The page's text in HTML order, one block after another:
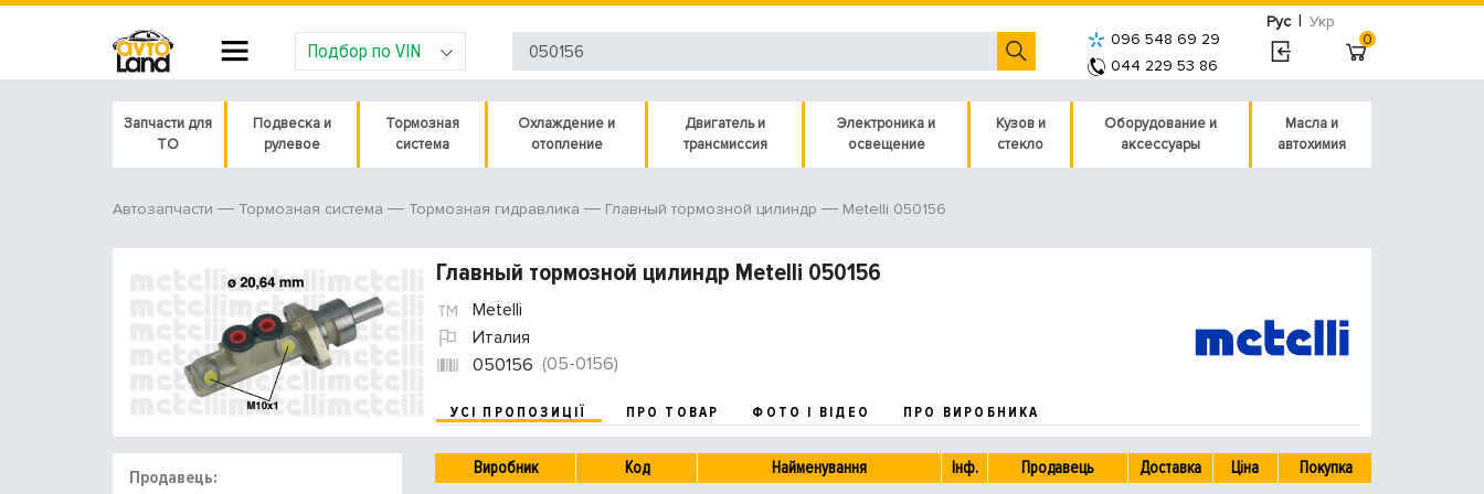
Рус | Укр
Подбор по VIN
096 548 69 29
044 229 53 86
0
Запчасти для
ТО
Подвеска и
рулевое
Тормозная
система
Охлаждение и
отопление
Двигатель и
трансмиссия
Электроника и
освещение
Кузов и
стекло
Оборудование и
аксессуары
Масла и
автохимия
Автозапчасти Тормозная система Тормозная гидравлика Главный тормозной цилиндр Metelli 050156
Главный тормозной цилиндр Metelli 050156
Metelli
Италия
050156 (05-0156)
УСІ ПРОПОЗИЦІЇ ПРО ТОВАР ФОТО І ВІДЕО ПРО ВИРОБНИКА
Продавець: Виробник Код Найменування Інф. Продавець Доставка Ціна Покупка